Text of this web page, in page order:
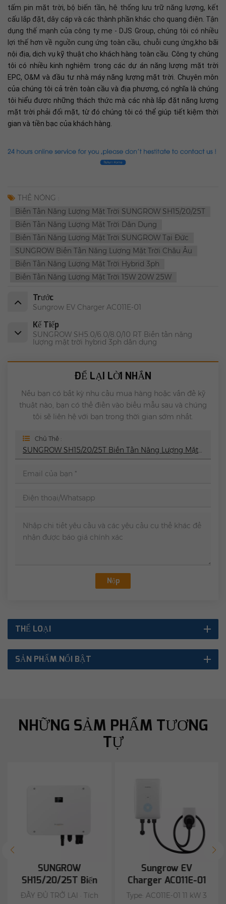
tấm pin mặt trời, bộ biến tần, hệ thống lưu trữ năng lượng, kết
cấu lắp đặt, dây cáp và các thành phần khác cho quang điện. Tận
dụng thế mạnh của công ty mẹ - DJS Group, chúng tôi có nhiều
lợi thế hơn về nguồn cung ứng toàn cầu, chuỗi cung ứng,kho bãi
nội địa, dịch vụ kỹ thuật cho khách hàng toàn cầu. Công ty chúng
tôi có nhiều kinh nghiệm trong các dự án năng lượng mặt trời
EPC, O&M và đầu tư nhà máy năng lượng mặt trời. Chuyên môn
của chúng tôi cả trên toàn cầu và địa phương, có nghĩa là chúng
tôi hiểu được những thách thức mà các nhà lắp đặt năng lượng
mặt trời phải đối mặt, từ đó chúng tôi có thể giúp tiết kiệm thời
gian và tiền bạc của khách hàng.
THẺ NÓNG :
Biến Tần Năng Lượng Mặt Trời SUNGROW SH15/20/25T
Biến Tần Năng Lượng Mặt Trời Dân Dụng
Biến Tần Năng Lượng Mặt Trời SUNGROW Tại Đức
SUNGROW Biến Tần Năng Lượng Mặt Trời Châu Âu
Biến Tần Năng Lượng Mặt Trời Hybrid 3ph
Biến Tần Năng Lượng Mặt Trời 15W 20W 25W
Trước
Sungrow EV Charger AC011E-01
Kế Tiếp
SUNGROW SH5.0/6.0/8.0/10 RT Biến tần năng
lượng mặt trời hybrid 3ph dân dụng
ĐỂ LẠI LỜI NHẮN
Nếu bạn có bất kỳ nhu cầu mua hàng hoặc vấn đề kỹ
thuật nào, bạn có thể điền vào biểu mẫu sau và chúng
tôi sẽ liên hệ với bạn trong thời gian sớm nhất.
Chủ Thể :
SUNGROW SH15/20/25T Biến Tần Năng Lượng Mặt Trời Hybrid 3ph Dân Dụng
Nộp
THỂ LOẠI
SẢN PHẨM NỔI BẬT
NHỮNG SẢM PHẨM TƯƠNG
TỰ
SUNGROW
SH15/20/25T Biến
tần năng lượng mặt
ĐẦY ĐỦ TRỞ LẠI · Tích
Sungrow EV
Charger AC011E-01
Type: AC011E-01 11 kW 3